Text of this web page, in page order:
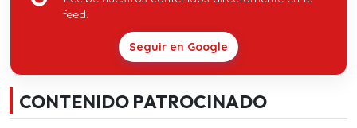
feed.
Seguir en Google
CONTENIDO PATROCINADO